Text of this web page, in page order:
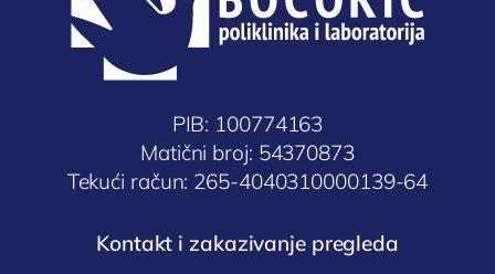
PIB: 100774163
Matični broj: 54370873
Tekući račun: 265-4040310000139-64
Kontakt i zakazivanje pregleda